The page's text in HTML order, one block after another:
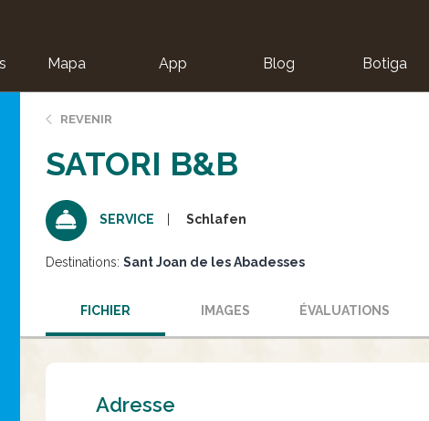
Mapa App Blog Botiga
REVENIR
SATORI B&B
SERVICE Schlafen
Destinations: Sant Joan de les Abadesses
FICHIER IMAGES ÉVALUATIONS
Adresse